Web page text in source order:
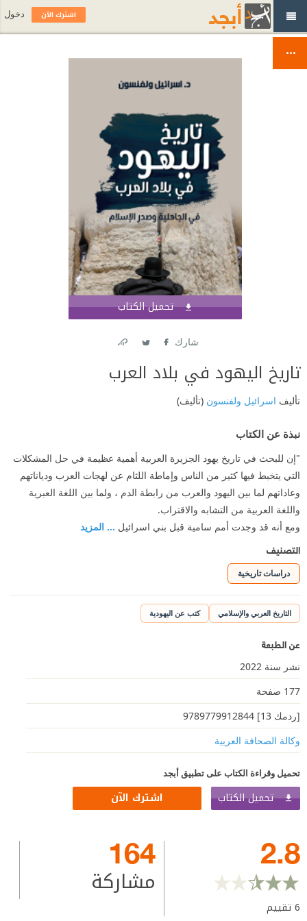
تحميل الكتاب
شارك
تاريخ اليهود في بلاد العرب
تأليف اسرائيل ولفنسون (تأليف)
نبذة عن الكتاب
"إن للبحث في تاريخ يهود الجزيرة العربية أهمية عظيمة في حل المشكلات
التي يتخبط فيها كثير من الناس وإماطة اللثام عن لهجات العرب ودياناتهم
وعاداتهم لما بين اليهود والعرب من رابطة الدم ، ولما بين اللغة العبرية
واللغة العربية من التشابه والاقتراب.
ومع أنه قد وجدت أمم سامية قبل بني اسرائيل ... المزيد
التصنيف
دراسات تاريخية
التاريخ العربي والإسلامي كتب عن اليهودية
عن الطبعة
نشر سنة 2022
177 صفحة
[ردمك 13] 9789779912844
وكالة الصحافة العربية
تحميل وقراءة الكتاب على تطبيق أبجد
تحميل الكتاب اشترك الآن
2.8
6تقييم
164
مشاركة
اشترك الآن دخول